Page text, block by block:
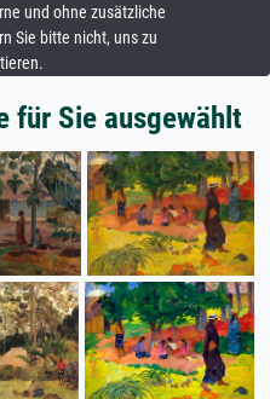
und ohne zusätzliche
Sie bitte nicht, uns zu
für Sie ausgewählt